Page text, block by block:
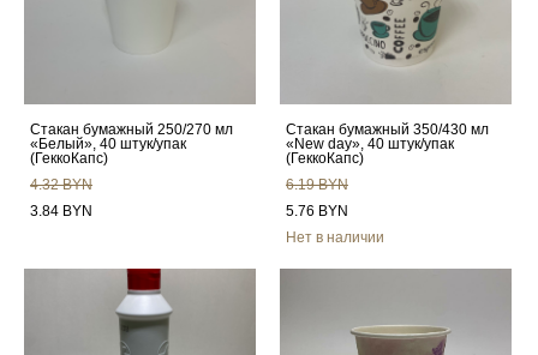
Стакан бумажный 250/270 мл
«Белый», 40 штук/упак
(ГеккоКапс)
4.32 BYN
3.84 BYN
Стакан бумажный 350/430 мл
«New day», 40 штук/упак
(ГеккоКапс)
6.19 BYN
5.76 BYN
Нет в наличии